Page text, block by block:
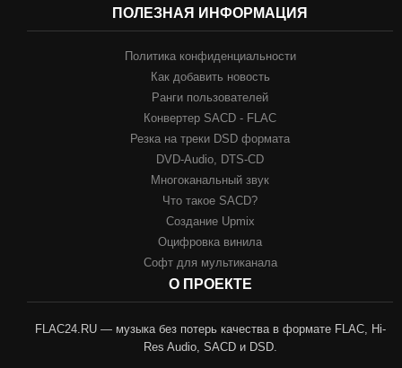
ПОЛЕЗНАЯ ИНФОРМАЦИЯ
Политика конфиденциальности
Как добавить новость
Ранги пользователей
Конвертер SACD - FLAC
Резка на треки DSD формата
DVD-Audio, DTS-CD
Многоканальный звук
Что такое SACD?
Создание Upmix
Оцифровка винила
Софт для мультиканала
О ПРОЕКТЕ
FLAC24.RU — музыка без потерь качества в формате FLAC, Hi-
Res Audio, SACD и DSD.